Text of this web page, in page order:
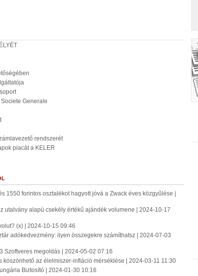
Generale
rendszerét
piacát a KELER
1550 forintos osztalékot hagyott jóvá a Zwack éves közgyűlése |
utalvány alapú csekély értékű ajándék volumene | 2024-10-17
(x) | 2024-10-15 09:46
adókedvezmény: ilyen összegekre számíthatsz | 2024-07-03
Szoftveres megoldás | 2024-05-02 07:16
köszönhető az élelmiszer-infláció mérséklése | 2024-03-11 11:30
Biztosító | 2024-01-30 10:16